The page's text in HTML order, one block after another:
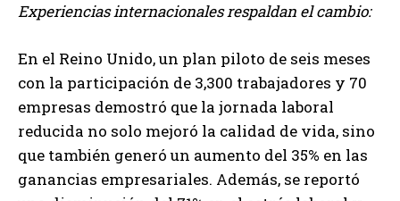
Experiencias internacionales respaldan el cambio:
En el Reino Unido, un plan piloto de seis meses
con la participación de 3,300 trabajadores y 70
empresas demostró que la jornada laboral
reducida no solo mejoró la calidad de vida, sino
que también generó un aumento del 35% en las
ganancias empresariales. Además, se reportó